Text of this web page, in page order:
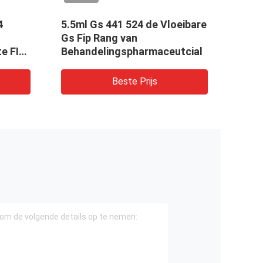
FIP
5.5ml Gs 441 524 de Vloeibare
Gs Fip Rang van
Behandelingspharmaceutcial
Beste Prijs